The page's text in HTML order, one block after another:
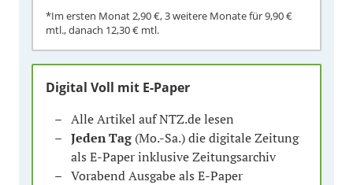
*Im ersten Monat2,90 €, 3 weitere Monate für9,90 €
mtl., danach 12,30 € mtl.
Digital Voll mit E-Paper
Alle Artikel auf NTZ.de lesen
Jeden Tag(Mo.-Sa.) die digitale Zeitung
als E-Paper inklusive Zeitungsarchiv
Vorabend Ausgabe als E-Paper